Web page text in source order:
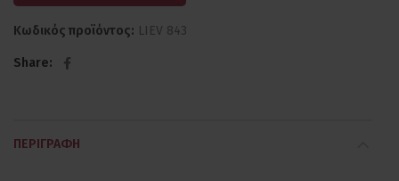
Κωδικός προϊόντος: LIEV 843
Share
ΠΕΡΙΓΡΑΦΉ